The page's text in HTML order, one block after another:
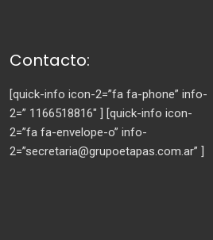
Contacto:
[quick-info icon-2=”fa fa-phone” info-
2=” 1166518816″ ] [quick-info icon-
2=”fa fa-envelope-o” info-
2=”secretaria@grupoetapas.com.ar” ]